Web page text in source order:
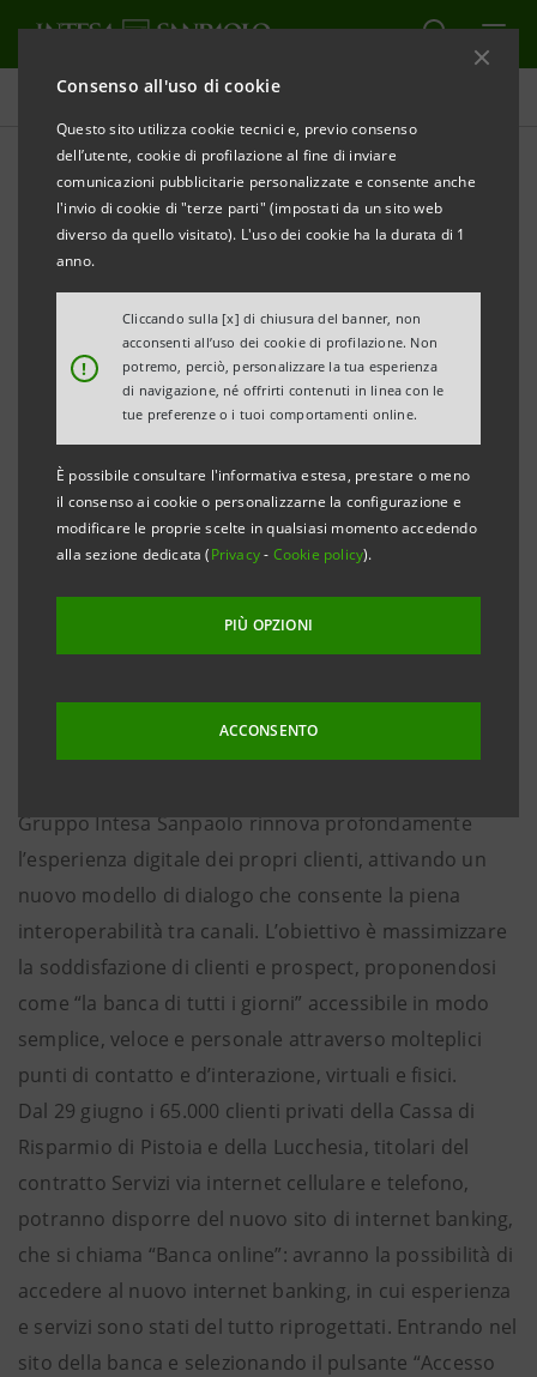
Consenso all'uso di cookie
Questo sito utilizza cookie tecnici e, previo consenso
dell’utente, cookie di profilazione al fine di inviare
comunicazioni pubblicitarie personalizzate e consente anche
l'invio di cookie di "terze parti" (impostati da un sito web
diverso da quello visitato). L'uso dei cookie ha la durata di 1
anno.
!
Cliccando sulla [x] di chiusura del banner, non
acconsenti all’uso dei cookie di profilazione. Non
potremo, perciò, personalizzare la tua esperienza
di navigazione, né offrirti contenuti in linea con le
tue preferenze o i tuoi comportamenti online.
È possibile consultare l'informativa estesa, prestare o meno
il consenso ai cookie o personalizzarne la configurazione e
modificare le proprie scelte in qualsiasi momento accedendo
alla sezione dedicata (Privacy- Cookie policy).
PIÙ OPZIONI
ACCONSENTO
Comunicati stampa
STAMPA AGGIORNA
COMUNICATO STAMPA
IL GRUPPO INTESA SANPAOLO RIDISEGNA
• Dal 29 giugno i 65.000 clienti multicanale della
Cassa di Risparmio di Pistoia e della Lucchesia
accederanno al nuovo servizio di internet banking,
più intuitivo e veloce, utilizzabile con le stesse
credenziali
• La Banca sta contattando tutti i clienti, per
migrazione alle nuove piattaforme digitali
• Nei prossimi mesi saranno coinvolte tutte le nove
Banche del Gruppo. Saranno completamente
rinnovati anche il sito vetrina e la mobile app.
Gruppo Intesa Sanpaolo rinnova profondamente
l’esperienza digitale dei propri clienti, attivando un
nuovo modello di dialogo che consente la piena
interoperabilità tra canali. L’obiettivo è massimizzare
la soddisfazione di clienti e prospect, proponendosi
come “la banca di tutti i giorni” accessibile in modo
semplice, veloce e personale attraverso molteplici
punti di contatto e d’interazione, virtuali e fisici.
Dal 29 giugno i 65.000 clienti privati della Cassa di
Risparmio di Pistoia e della Lucchesia, titolari del
contratto Servizi via internet cellulare e telefono,
potranno disporre del nuovo sito di internet banking,
che si chiama “Banca online”: avranno la possibilità di
accedere al nuovo internet banking, in cui esperienza
e servizi sono stati del tutto riprogettati. Entrando nel
sito della banca e selezionando il pulsante “Accesso